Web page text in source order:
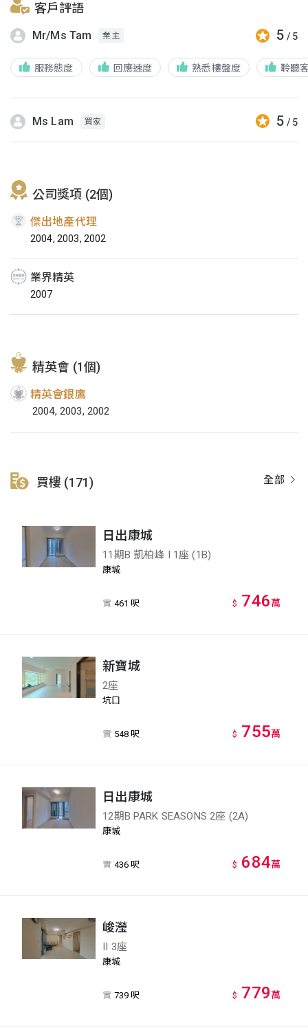
客戶評語
Mr/Ms Tam 業主 5 / 5
服務態度 回應速度 熟悉樓盤度 聆聽
Ms Lam 買家 5 / 5
公司獎項 (2個)
傑出地產代理
2004, 2003, 2002
業界精英
2007
精英會 (1個)
精英會銀鷹
2004, 2003, 2002
全部
買樓 (171)
日出康城
11期B 凱柏峰 I 1座 (1B)
康城
實 461 呎 $ 746萬
新寶城
2座
坑口
實 548 呎 $ 755萬
日出康城
12期B PARK SEASONS 2座 (2A)
康城
實 436 呎 $ 684萬
峻瀅
II 3座
康城
實 739 呎 $ 779萬